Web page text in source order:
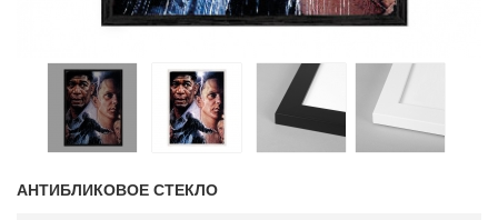
АНТИБЛИКОВОЕ СТЕКЛО